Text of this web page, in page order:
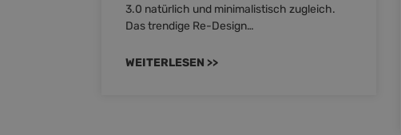
3.0 natürlich und minimalistisch zugleich.
Das trendige Re-Design…
WEITERLESEN >>